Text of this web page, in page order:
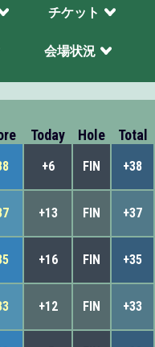
チケット
会場状況
Today Hole
Total
+6 FIN +38
+13 FIN +37
+16 FIN +35
+12 FIN +33